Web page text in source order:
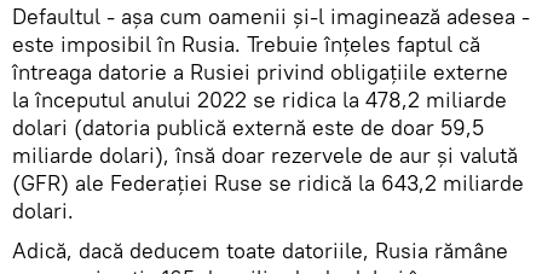
Defaultul - așa cum oamenii și-l imaginează adesea -
este imposibil în Rusia. Trebuie înțeles faptul că
întreaga datorie a Rusiei privind obligațiile externe
la începutul anului 2022 se ridica la 478,2 miliarde
dolari (datoria publică externă este de doar 59,5
miliarde dolari), însă doar rezervele de aur și valută
(GFR) ale Federației Ruse se ridică la 643,2 miliarde
dolari.
Adică, dacă deducem toate datoriile, Rusia rămâne